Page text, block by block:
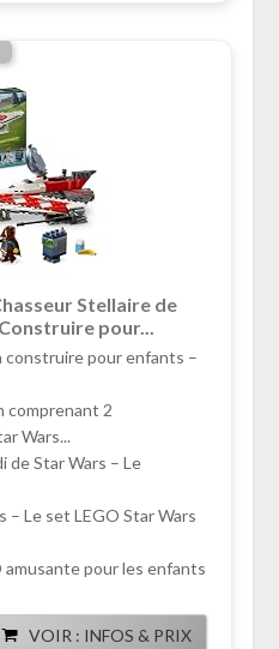
Stellaire de
pour...
construire pour enfants –
comprenant 2
Wars...
de Star Wars – Le
– Le set LEGO Star Wars
amusante pour les enfants
VOIR : INFOS & PRIX